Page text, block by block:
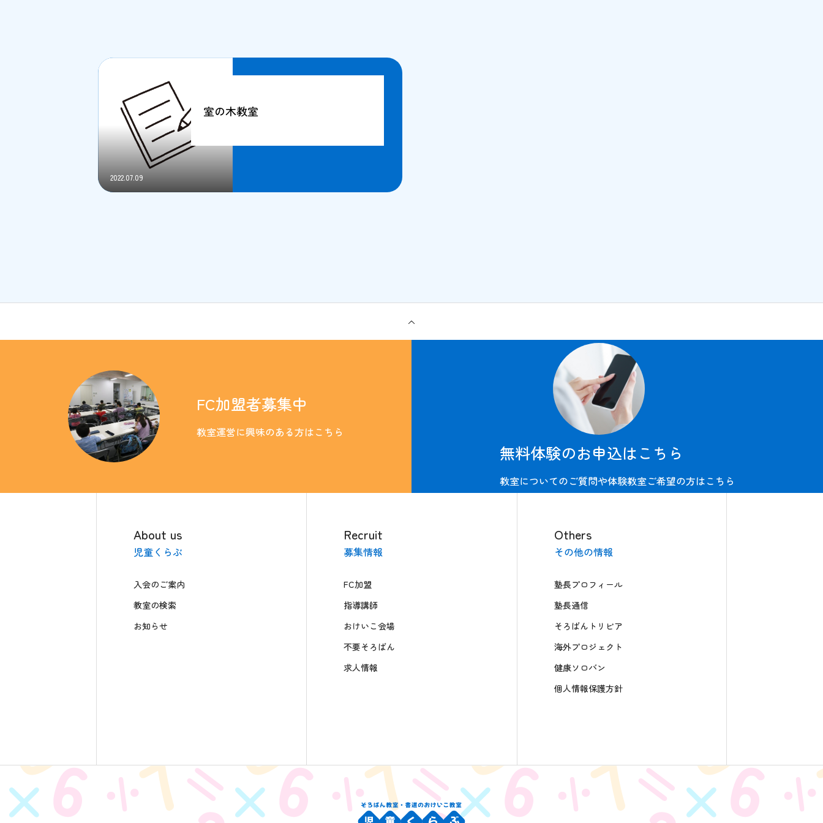
室の木教室
2022.07.09
FC加盟者募集中
教室運営に興味のある方はこちら
無料体験のお申込はこちら
教室についてのご質問や体験教室ご希望の方はこちら
About us
児童くらぶ
入会のご案内
教室の検索
お知らせ
Recruit
募集情報
FC加盟
指導講師
おけいこ会場
不要そろばん
求人情報
Others
その他の情報
塾長プロフィール
塾長通信
そろばんトリビア
海外プロジェクト
健康ソロバン
個人情報保護方針